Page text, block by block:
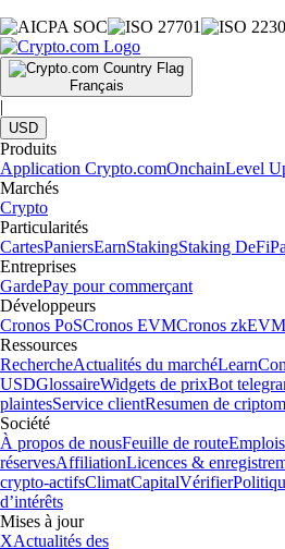
Français
|
USD
Produits
Application Crypto.comOnchainLevel
Marchés
Crypto
Particularités
CartesPaniersEarnStakingStaking DeFi
Entreprises
GardePay pour commerçant
Développeurs
Cronos PoSCronos EVMCronos zkEVM
Ressources
RechercheActualités du marchéLearn
USDGlossaireWidgets de prixBot
plaintesService clientResumen de
Société
À propos de nousFeuille de routeEmplois
réservesAffiliationLicences &
crypto-actifsClimatCapitalVérifier
d’intérêts
Mises à jour
XActualités des